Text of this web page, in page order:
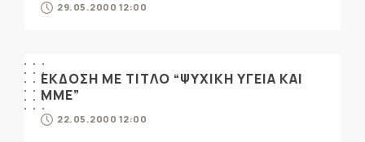
29.05.2000 12:00
ΕΚΔΟΣΗ ΜΕ ΤΙΤΛΟ “ΨΥΧΙΚΗ ΥΓΕΙΑ ΚΑΙ
ΜΜΕ”
22.05.2000 12:00